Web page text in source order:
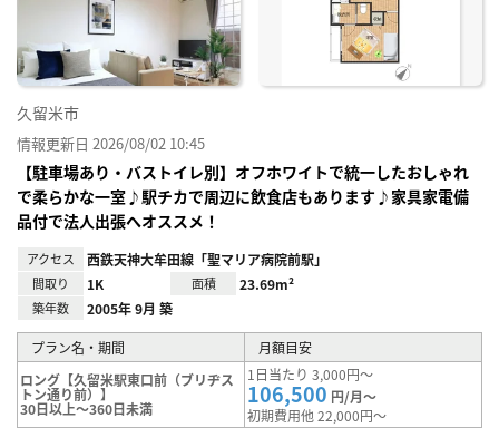
久留米市
情報更新日 2026/08/02 10:45
【駐車場あり・バストイレ別】オフホワイトで統一したおしゃれ
で柔らかな一室♪駅チカで周辺に飲食店もあります♪家具家電備
品付で法人出張へオススメ！
アクセス 西鉄天神大牟田線「聖マリア病院前駅」
間取り 1K 面積 23.69m²
築年数 2005年 9月 築
プラン名・期間
月額目安
ロング【久留米駅東口前（ブリヂス
トン通り前）】
30日以上～360日未満
1日当たり 3,000円～
106,500 円/月～
初期費用他 22,000円～